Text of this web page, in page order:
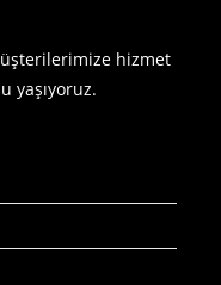
hizmet
yaşıyoruz.